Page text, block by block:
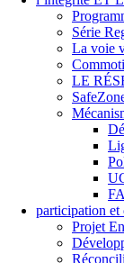
Série
La voie
LE
participation et
Projet